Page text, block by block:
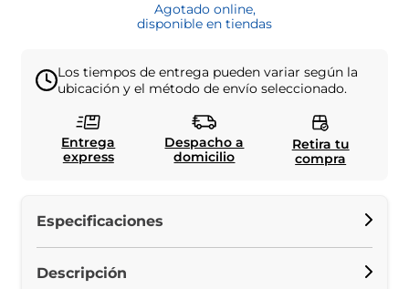
Agotado online,
disponible en tiendas
Los tiempos de entrega pueden variar según la
ubicación y el método de envío seleccionado.
Entrega
express
Despacho a
domicilio
Retira tu
compra
Especificaciones
Descripción